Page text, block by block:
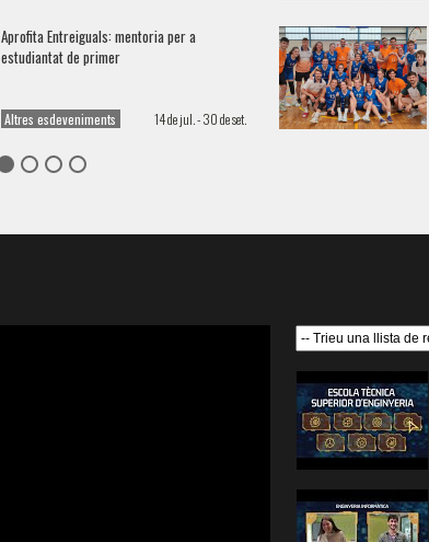
Aprofita Entreiguals: mentoria per a
estudiantat de primer
Altres esdeveniments 14 de jul. - 30 de set.